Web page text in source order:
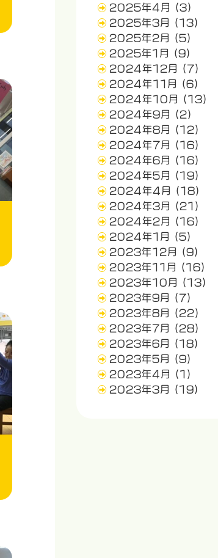
2025年4月
(3)
2025年3月
(13)
2025年2月
(5)
2025年1月
(9)
2024年12月
(7)
2024年11月
(6)
2024年10月
(13)
2024年9月
(2)
2024年8月
(12)
2024年7月
(16)
2024年6月
(16)
2024年5月
(19)
2024年4月
(18)
2024年3月
(21)
2024年2月
(16)
2024年1月
(5)
2023年12月
(9)
2023年11月
(16)
2023年10月
(13)
2023年9月
(7)
2023年8月
(22)
2023年7月
(28)
2023年6月
(18)
2023年5月
(9)
2023年4月
(1)
2023年3月
(19)